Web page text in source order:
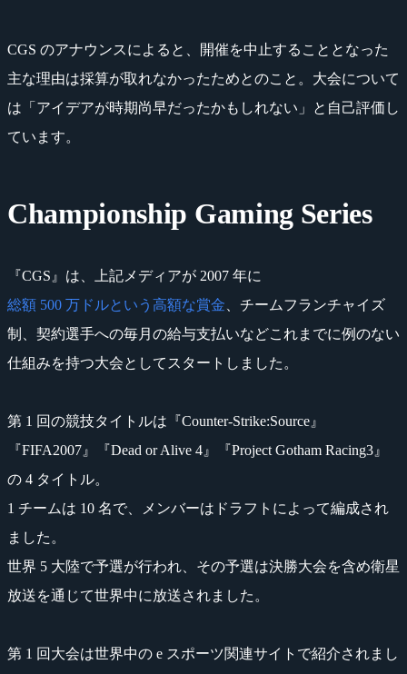
CGS のアナウンスによると、開催を中止することとなった
主な理由は採算が取れなかったためとのこと。大会について
は「アイデアが時期尚早だったかもしれない」と自己評価し
ています。
Championship Gaming Series
『CGS』は、上記メディアが 2007 年に
総額 500 万ドルという高額な賞金 、チームフランチャイズ
制、契約選手への毎月の給与支払いなどこれまでに例のない
仕組みを持つ大会としてスタートしました。
第 1 回の競技タイトルは『Counter-Strike:Source』
『FIFA2007』『Dead or Alive 4』『Project Gotham Racing3』
の 4 タイトル。
1 チームは 10 名で、メンバーはドラフトによって編成され
ました。
世界 5 大陸で予選が行われ、その予選は決勝大会を含め衛星
放送を通じて世界中に放送されました。
第 1 回大会は世界中の e スポーツ関連サイトで紹介されまし